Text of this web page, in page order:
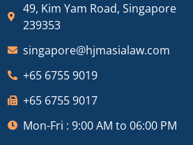
49, Kim Yam Road, Singapore
239353
singapore@hjmasialaw.com
+65 6755 9019
+65 6755 9017
Mon-Fri : 9:00 AM to 06:00 PM